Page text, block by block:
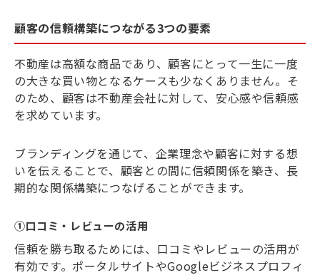
顧客の信頼構築につながる3つの要素
不動産は高額な商品であり、顧客にとって一生に一度
の大きな買い物となるケースも少なくありません。そ
のため、顧客は不動産会社に対して、安心感や信頼感
を求めています。
ブランディングを通じて、企業理念や顧客に対する想
いを伝えることで、顧客との間に信頼関係を築き、長
期的な関係構築につなげることができます。
①口コミ・レビューの活用
信頼を勝ち取るためには、口コミやレビューの活用が
有効です。ポータルサイトやGoogleビジネスプロフィ